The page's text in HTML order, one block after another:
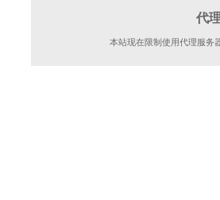
代
本站现在限制使用代理服务